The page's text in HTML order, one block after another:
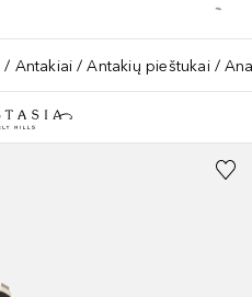
Antakiai Antakių pieštukai